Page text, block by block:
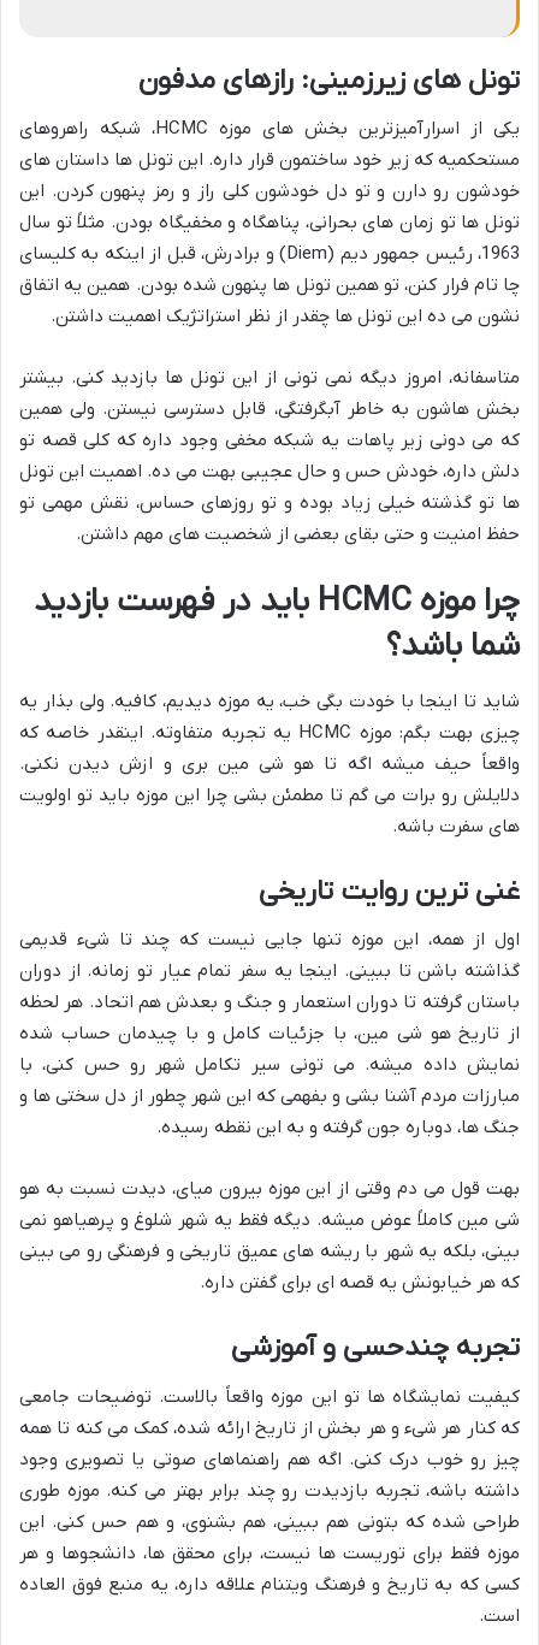
تونل های زیرزمینی: رازهای مدفون
یکی از اسرارآمیزترین بخش های موزه HCMC، شبکه راهروهای
مستحکمیه که زیر خود ساختمون قرار داره. این تونل ها داستان های
خودشون رو دارن و تو دل خودشون کلی راز و رمز پنهون کردن. این
تونل ها تو زمان های بحرانی، پناهگاه و مخفیگاه بودن. مثلاً تو سال
1963، رئیس جمهور دیم (Diem) و برادرش، قبل از اینکه به کلیسای
چا تام فرار کنن، تو همین تونل ها پنهون شده بودن. همین یه اتفاق
نشون می ده این تونل ها چقدر از نظر استراتژیک اهمیت داشتن.
متاسفانه، امروز دیگه نمی تونی از این تونل ها بازدید کنی. بیشتر
بخش هاشون به خاطر آبگرفتگی، قابل دسترسی نیستن. ولی همین
که می دونی زیر پاهات یه شبکه مخفی وجود داره که کلی قصه تو
دلش داره، خودش حس و حال عجیبی بهت می ده. اهمیت این تونل
ها تو گذشته خیلی زیاد بوده و تو روزهای حساس، نقش مهمی تو
حفظ امنیت و حتی بقای بعضی از شخصیت های مهم داشتن.
چرا موزه HCMC باید در فهرست بازدید
شما باشد؟
شاید تا اینجا با خودت بگی خب، یه موزه دیدیم، کافیه. ولی بذار یه
چیزی بهت بگم: موزه HCMC یه تجربه متفاوته. اینقدر خاصه که
واقعاً حیف میشه اگه تا هو شی مین بری و ازش دیدن نکنی.
دلایلش رو برات می گم تا مطمئن بشی چرا این موزه باید تو اولویت
های سفرت باشه.
غنی ترین روایت تاریخی
اول از همه، این موزه تنها جایی نیست که چند تا شیء قدیمی
گذاشته باشن تا ببینی. اینجا یه سفر تمام عیار تو زمانه. از دوران
باستان گرفته تا دوران استعمار و جنگ و بعدش هم اتحاد. هر لحظه
از تاریخ هو شی مین، با جزئیات کامل و با چیدمان حساب شده
نمایش داده میشه. می تونی سیر تکامل شهر رو حس کنی، با
مبارزات مردم آشنا بشی و بفهمی که این شهر چطور از دل سختی ها و
جنگ ها، دوباره جون گرفته و به این نقطه رسیده.
بهت قول می دم وقتی از این موزه بیرون میای، دیدت نسبت به هو
شی مین کاملاً عوض میشه. دیگه فقط یه شهر شلوغ و پرهیاهو نمی
بینی، بلکه یه شهر با ریشه های عمیق تاریخی و فرهنگی رو می بینی
که هر خیابونش یه قصه ای برای گفتن داره.
تجربه چندحسی و آموزشی
کیفیت نمایشگاه ها تو این موزه واقعاً بالاست. توضیحات جامعی
که کنار هر شیء و هر بخش از تاریخ ارائه شده، کمک می کنه تا همه
چیز رو خوب درک کنی. اگه هم راهنماهای صوتی یا تصویری وجود
داشته باشه، تجربه بازدیدت رو چند برابر بهتر می کنه. موزه طوری
طراحی شده که بتونی هم ببینی، هم بشنوی، و هم حس کنی. این
موزه فقط برای توریست ها نیست، برای محقق ها، دانشجوها و هر
کسی که به تاریخ و فرهنگ ویتنام علاقه داره، یه منبع فوق العاده
است.